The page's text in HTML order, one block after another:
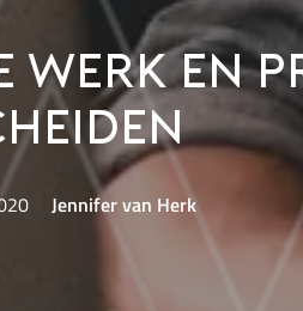
werk en
Jennifer van Herk